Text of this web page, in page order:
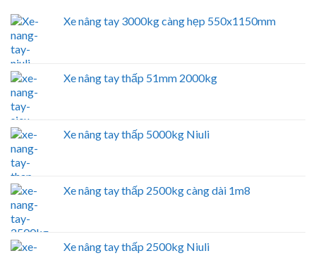
Xe nâng tay 3000kg càng hẹp 550x1150mm
Xe nâng tay thấp 51mm 2000kg
Xe nâng tay thấp 5000kg Niuli
Xe nâng tay thấp 2500kg càng dài 1m8
Xe nâng tay thấp 2500kg Niuli